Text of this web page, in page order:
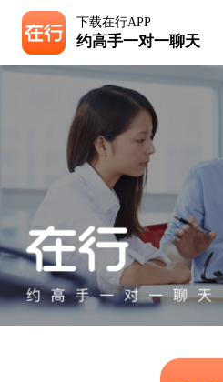
下载在行APP
约高手一对一聊天